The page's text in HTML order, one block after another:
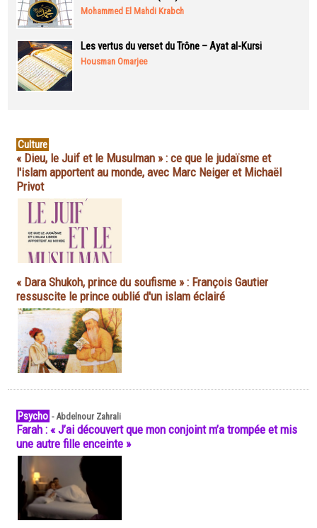
Mohammed El Mahdi Krabch
Les vertus du verset du Trône – Ayat al-Kursi
Housman Omarjee
Culture
« Dieu, le Juif et le Musulman » : ce que le judaïsme et
l'islam apportent au monde, avec Marc Neiger et Michaël
Privot
« Dara Shukoh, prince du soufisme » : François Gautier
ressuscite le prince oublié d'un islam éclairé
Psycho -Abdelnour Zahrali
Farah : « J’ai découvert que mon conjoint m’a trompée et mis
une autre fille enceinte »